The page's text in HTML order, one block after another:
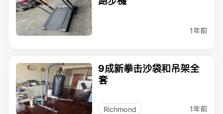
1年前
9成新拳击沙袋和吊架全
套
Richmond 1年前